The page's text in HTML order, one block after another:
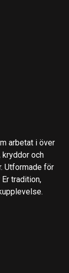
arbetat i över
kryddor och
Utformade för
tradition,